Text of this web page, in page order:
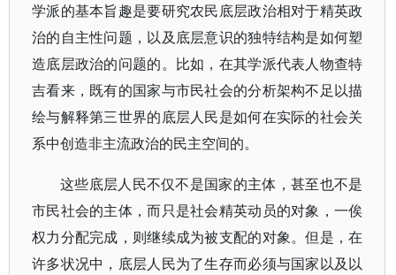
学派的基本旨趣是要研究农民底层政治相对于精英政
治的自主性问题，以及底层意识的独特结构是如何塑
造底层政治的问题的。比如，在其学派代表人物查特
吉看来，既有的国家与市民社会的分析架构不足以描
绘与解释第三世界的底层人民是如何在实际的社会关
系中创造非主流政治的民主空间的。
这些底层人民不仅不是国家的主体，甚至也不是
市民社会的主体，而只是社会精英动员的对象，一俟
权力分配完成，则继续成为被支配的对象。但是，在
许多状况中，底层人民为了生存而必须与国家以及以